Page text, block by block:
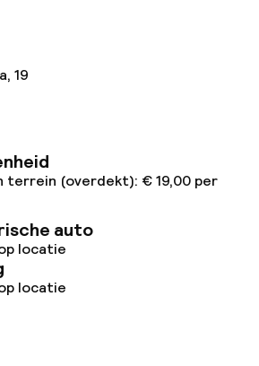
19
terrein (overdekt): € 19,00 per
auto
locatie
locatie